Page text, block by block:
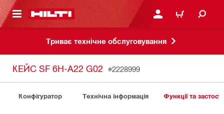
ЗМІСТУ УВІЙТИ АБО
КОШИК
Триває технічне обслуговування
КЕЙС SF 6H-A22 G02 #2228999
Конфігуратор Технічна інформація Функції та